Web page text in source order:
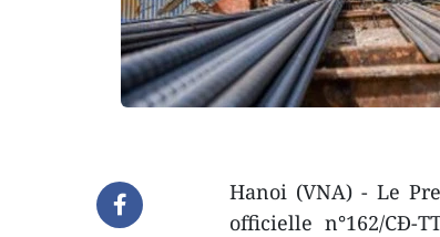
Hanoi (VNA) - Le
officielle n°162/CĐ-